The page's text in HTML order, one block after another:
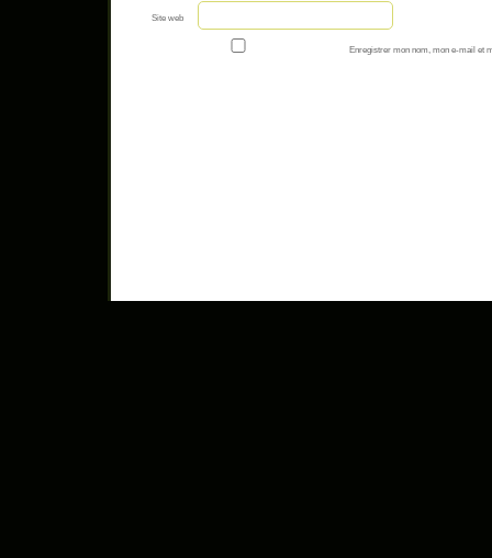
Site web
Enregistrer mon nom, mon e-mail et